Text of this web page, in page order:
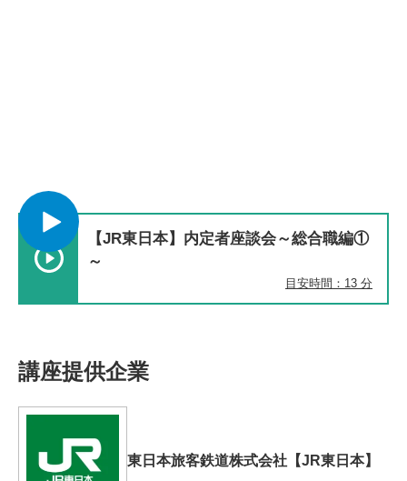
【JR東日本】内定者座談会～総合職編①
～
目安時間：13 分
講座提供企業
東日本旅客鉄道株式会社【JR東日本】